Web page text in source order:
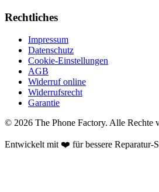
Rechtliches
Impressum
Datenschutz
Cookie-Einstellungen
AGB
Widerruf online
Widerrufsrecht
Garantie
© 2026 The Phone Factory. Alle Rechte
Entwickelt mit ❤️ für bessere Reparatur-